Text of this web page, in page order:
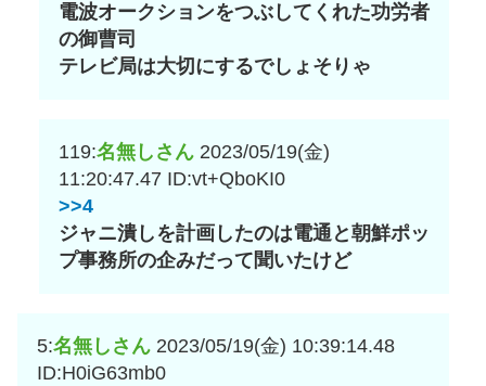
電波オークションをつぶしてくれた功労者
の御曹司
テレビ局は大切にするでしょそりゃ
119:名無しさん 2023/05/19(金)
11:20:47.47 ID:vt+QboKI0
>>4
ジャニ潰しを計画したのは電通と朝鮮ポッ
プ事務所の企みだって聞いたけど
5:名無しさん 2023/05/19(金) 10:39:14.48
ID:H0iG63mb0